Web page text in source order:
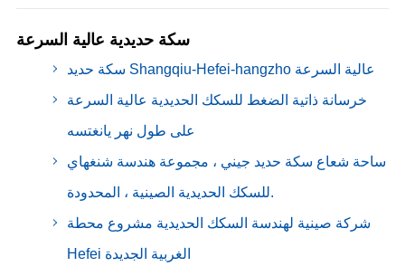
سكة حديدية عالية السرعة
سكة حديد Shangqiu-Hefei-hangzho عالية السرعة
خرسانة ذاتية الضغط للسكك الحديدية عالية السرعة
على طول نهر يانغتسه
ساحة شعاع سكة حديد جيني ، مجموعة هندسة شنغهاي
للسكك الحديدية الصينية ، المحدودة.
شركة صينية لهندسة السكك الحديدية مشروع محطة
Hefei الغربية الجديدة